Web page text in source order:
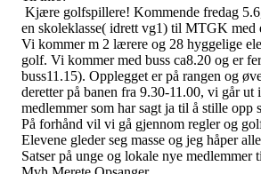
Kjære golfspillere! Kommende fredag
en skoleklasse( idrett vg1) til MTGK med
Vi kommer m 2 lærere og 28 hyggelige
golf. Vi kommer med buss ca8.20 og er
buss11.15). Opplegget er på rangen og
deretter på banen fra 9.30-11.00, vi går ut
medlemmer som har sagt ja til å stille opp
På forhånd vil vi gå gjennom regler og
Elevene gleder seg masse og jeg håper
Satser på unge og lokale nye medlemmer